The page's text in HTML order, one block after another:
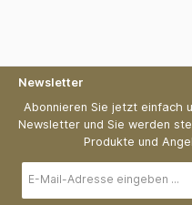
Newsletter
Abonnieren Sie jetzt einfach
Newsletter und Sie werden
Produkte und
Mail-